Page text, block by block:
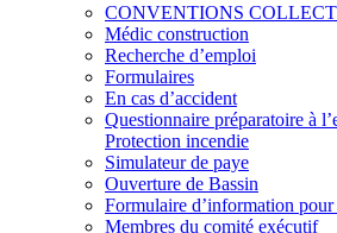
CONVENTIONS
Médic construction
Recherche d’emploi
Formulaires
En cas d’accident
Questionnaire préparatoire à
Protection incendie
Simulateur de paye
Ouverture de Bassin
Formulaire d’information pour
Membres du comité exécutif